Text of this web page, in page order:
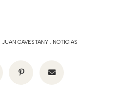
JUAN CAVESTANY. NOTICIAS